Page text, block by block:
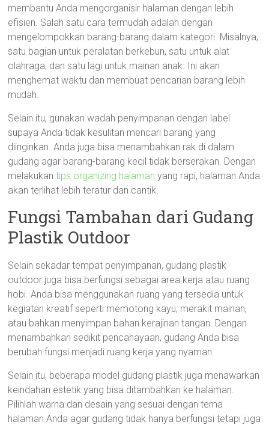
membantu Anda mengorganisir halaman dengan lebih
efisien. Salah satu cara termudah adalah dengan
mengelompokkan barang-barang dalam kategori. Misalnya,
satu bagian untuk peralatan berkebun, satu untuk alat
olahraga, dan satu lagi untuk mainan anak. Ini akan
menghemat waktu dan membuat pencarian barang lebih
mudah.
Selain itu, gunakan wadah penyimpanan dengan label
supaya Anda tidak kesulitan mencari barang yang
diinginkan. Anda juga bisa menambahkan rak di dalam
gudang agar barang-barang kecil tidak berserakan. Dengan
melakukantips organizing halaman yang rapi, halaman Anda
akan terlihat lebih teratur dan cantik.
Fungsi Tambahan dari Gudang
Plastik Outdoor
Selain sekadar tempat penyimpanan, gudang plastik
outdoor juga bisa berfungsi sebagai area kerja atau ruang
hobi. Anda bisa menggunakan ruang yang tersedia untuk
kegiatan kreatif seperti memotong kayu, merakit mainan,
atau bahkan menyimpan bahan kerajinan tangan. Dengan
menambahkan sedikit pencahayaan, gudang Anda bisa
berubah fungsi menjadi ruang kerja yang nyaman.
Selain itu, beberapa model gudang plastik juga menawarkan
keindahan estetik yang bisa ditambahkan ke halaman.
Pilihlah warna dan desain yang sesuai dengan tema
halaman Anda agar gudang tidak hanya berfungsi tetapi juga